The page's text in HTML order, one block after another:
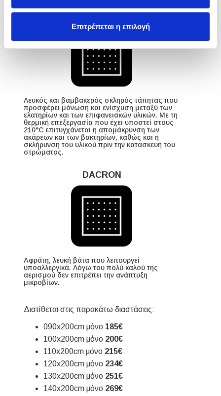
Επιτρέπεται η επιλογή
FELTRON
Λευκός και βαμβακερός σκληρός τάπητας που
προσφέρει μόνωση και ενίσχυση μεταξύ των
ελατηρίων και των επιφανειακών υλικών. Με τη
θερμική επεξεργασία που έχει υποστεί στους
210°C επιτυγχάνεται η απομάκρυνση των
ακάρεων και των βακτηρίων, καθώς και η
σκλήρυνση του υλικού πριν την κατασκευή του
στρώματος.
DACRON
Αφράτη, λευκή βάτα που λειτουργεί
υποαλλεργικά. Λόγω του πολύ καλού της
αερισμού δεν επιτρέπει την ανάπτυξη
μικροβίων.
Διατίθεται στις παρακάτω διαστάσεις:
090x200cm μόνο 185€
100x200cm μόνο 200€
110x200cm μόνο 215€
120x200cm μόνο 234€
130x200cm μόνο251€
140x200cm μόνο 269€